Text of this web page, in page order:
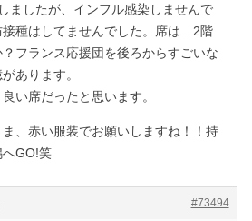
ましたが、インフル感染しませんで
接種はしてませんでした。席は…2階
フランス応援団を後ろからすごいな
あります。
い席だったと思います。
、赤い服装でお願いしますね！！持
へGO!笑
#73494